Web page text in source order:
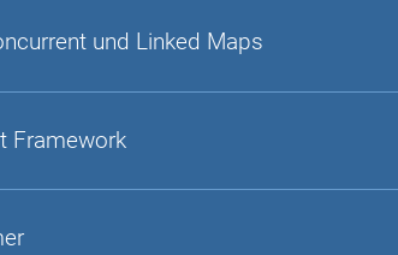
und Linked Maps
Framework